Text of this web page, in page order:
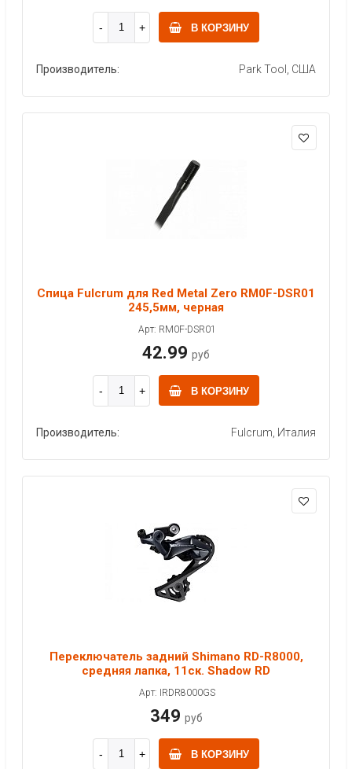
В КОРЗИНУ
Производитель: Park Tool, США
Спица Fulcrum для Red Metal Zero RM0F-DSR01
245,5мм, черная
Арт: RM0F-DSR01
42.99 руб
В КОРЗИНУ
Производитель: Fulcrum, Италия
Переключатель задний Shimano RD-R8000,
средняя лапка, 11ск. Shadow RD
Арт: IRDR8000GS
349 руб
В КОРЗИНУ